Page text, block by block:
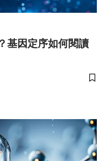
基因定序如何閱讀
儲